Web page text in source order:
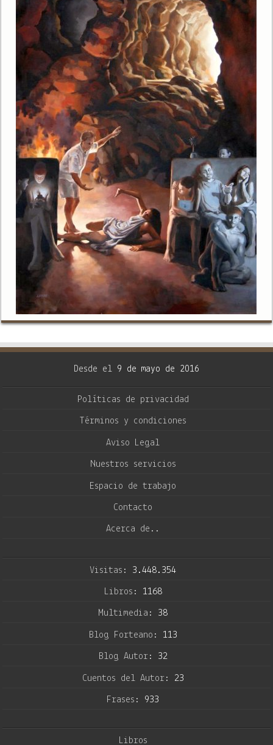
Desde el 9 de mayo de 2016
Políticas de privacidad
Términos y condiciones
Aviso Legal
Nuestros servicios
Espacio de trabajo
Contacto
Acerca de..
Visitas: 3.448.354
Libros: 1168
Multimedia: 38
Blog Forteano: 113
Blog Autor: 32
Cuentos del Autor: 23
Frases: 933
Libros